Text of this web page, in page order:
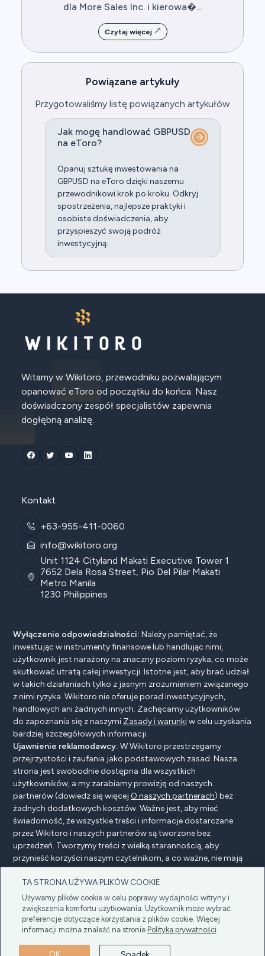
dla More Sales Inc. i kierowa�...
Czytaj więcej
Powiązane artykuły
Przygotowaliśmy listę powiązanych artykułów
Jak mogę handlować GBPUSD
na eToro?
Opanuj sztukę inwestowania na
GBPUSD na eToro dzięki naszemu
przewodnikowi krok po kroku. Odkryj
spostrzeżenia, najlepsze praktyki i
osobiste doświadczenia, aby
przyspieszyć swoją podróż
inwestycyjną.
TA STRONA UŻYWA PLIKÓW COOKIE
Używamy plików cookie w celu poprawy wydajności witryny i
zwiększenia komfortu użytkowania. Użytkownik może wybrać
preferencje dotyczące korzystania z plików cookie. Więcej
informacji można znaleźć na stronie Polityka prywatności
Witamy w Wikitoro, przewodniku pozwalającym
opanować eToro od początku do końca. Nasz
doświadczony zespół specjalistów zapewnia
dogłębną analizę.
Kontakt
+63-955-411-0060
info@wikitoro.org
Unit 1124 Cityland Makati Executive Tower 1
7652 Dela Rosa Street, Pio Del Pilar Makati
Metro Manila
1230 Philippines
Wyłączenie odpowiedzialności: Należy pamiętać, że
inwestując w instrumenty finansowe lub handlując nimi,
użytkownik jest narażony na znaczny poziom ryzyka, co może
skutkować utratą całej inwestycji. Istotne jest, aby brać udział
w takich działaniach tylko z jasnym zrozumieniem związanego
z nimi ryzyka. Wikitoro nie oferuje porad inwestycyjnych,
handlowych ani żadnych innych. Zachęcamy użytkowników
do zapoznania się z naszymi Zasady i warunkiw celu uzyskania
bardziej szczegółowych informacji.
Ujawnienie reklamodawcy: W Wikitoro przestrzegamy
przejrzystości i zaufania jako podstawowych zasad. Nasza
strona jest swobodnie dostępna dla wszystkich
użytkowników, a my zarabiamy prowizję od naszych
partnerów (dowiedz się więcej O naszych partnerach) bez
żadnych dodatkowych kosztów. Ważne jest, aby mieć
świadomość, że wszystkie treści i informacje dostarczane
przez Wikitoro i naszych partnerów są tworzone bez
uprzedzeń. Tworzymy treści z wielką starannością, aby
przynieść korzyści naszym czytelnikom, a co ważne, nie mają
na nie wpływu żadne umowy o wynagrodzenie z naszymi
partnerami.
Ujawnienie reklamodawcyPolityka prywatności